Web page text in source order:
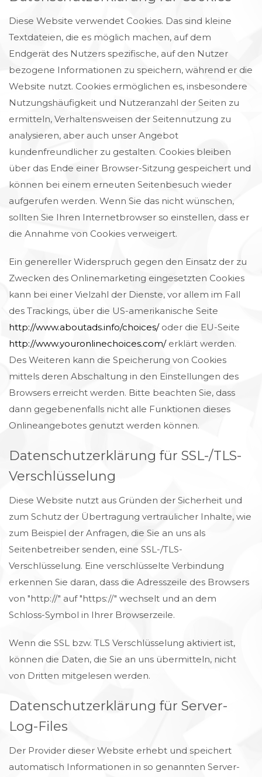
Diese Website verwendet Cookies. Das sind kleine
Textdateien, die es möglich machen, auf dem
Endgerät des Nutzers spezifische, auf den Nutzer
bezogene Informationen zu speichern, während er die
Website nutzt. Cookies ermöglichen es, insbesondere
Nutzungshäufigkeit und Nutzeranzahl der Seiten zu
ermitteln, Verhaltensweisen der Seitennutzung zu
analysieren, aber auch unser Angebot
kundenfreundlicher zu gestalten. Cookies bleiben
über das Ende einer Browser-Sitzung gespeichert und
können bei einem erneuten Seitenbesuch wieder
aufgerufen werden. Wenn Sie das nicht wünschen,
sollten Sie Ihren Internetbrowser so einstellen, dass er
die Annahme von Cookies verweigert.
Ein genereller Widerspruch gegen den Einsatz der zu
Zwecken des Onlinemarketing eingesetzten Cookies
kann bei einer Vielzahl der Dienste, vor allem im Fall
des Trackings, über die US-amerikanische Seite
http://www.aboutads.info/choices/oder die EU-Seite
http://www.youronlinechoices.com/erklärt werden.
Des Weiteren kann die Speicherung von Cookies
mittels deren Abschaltung in den Einstellungen des
Browsers erreicht werden. Bitte beachten Sie, dass
dann gegebenenfalls nicht alle Funktionen dieses
Onlineangebotes genutzt werden können.
Datenschutzerklärung für SSL-/TLS-
Verschlüsselung
Diese Website nutzt aus Gründen der Sicherheit und
zum Schutz der Übertragung vertraulicher Inhalte, wie
zum Beispiel der Anfragen, die Sie an uns als
Seitenbetreiber senden, eine SSL-/TLS-
Verschlüsselung. Eine verschlüsselte Verbindung
erkennen Sie daran, dass die Adresszeile des Browsers
von "http://" auf "https://" wechselt und an dem
Schloss-Symbol in Ihrer Browserzeile.
Wenn die SSL bzw. TLS Verschlüsselung aktiviert ist,
können die Daten, die Sie an uns übermitteln, nicht
von Dritten mitgelesen werden.
Datenschutzerklärung für Server-
Log-Files
Der Provider dieser Website erhebt und speichert
automatisch Informationen in so genannten Server-